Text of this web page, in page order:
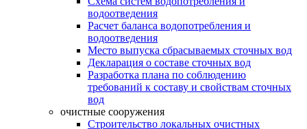
водоотведения
Расчет баланса водопотребления и
водоотведения
Место выпуска сбрасываемых сточных вод
Декларация о составе сточных вод
Разработка плана по соблюдению
требований к составу и свойствам сточных
вод
очистные сооружения
Строительство локальных очистных